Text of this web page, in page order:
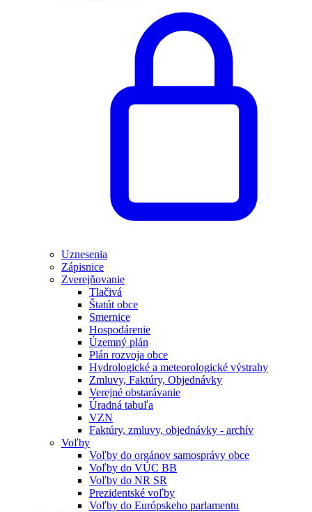
Uznesenia
Zápisnice
Zverejňovanie
Tlačivá
Štatút obce
Smernice
Hospodárenie
Územný plán
Plán rozvoja obce
Hydrologické a meteorologické výstrahy
Zmluvy, Faktúry, Objednávky
Verejné obstarávanie
Úradná tabuľa
VZN
Faktúry, zmluvy, objednávky - archív
Voľby
Voľby do orgánov samosprávy obce
Voľby do VÚC BB
Voľby do NR SR
Prezidentské voľby
Voľby do Európskeho parlamentu